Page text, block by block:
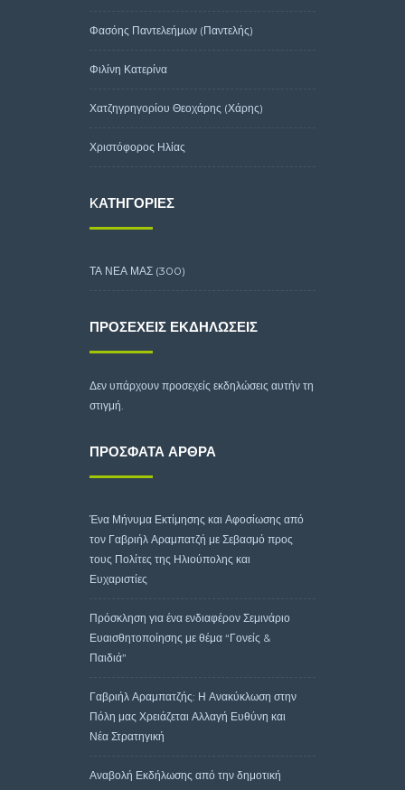
Φασόης Παντελεήμων (Παντελής)
Φιλίνη Κατερίνα
Χατζηγρηγορίου Θεοχάρης (Χάρης)
Χριστόφορος Ηλίας
KΑΤΗΓΟΡΊΕΣ
ΤΑ ΝΕΑ ΜΑΣ (300)
ΠΡΟΣΕΧΕΊΣ ΕΚΔΗΛΏΣΕΙΣ
Δεν υπάρχουν προσεχείς εκδηλώσεις αυτήν τη
στιγμή.
ΠΡΌΣΦΑΤΑ ΆΡΘΡΑ
Ένα Μήνυμα Εκτίμησης και Αφοσίωσης από
τον Γαβριήλ Αραμπατζή με Σεβασμό προς
τους Πολίτες της Ηλιούπολης και
Ευχαριστίες
Πρόσκληση για ένα ενδιαφέρον Σεμινάριο
Ευαισθητοποίησης με θέμα “Γονείς &
Παιδιά”
Γαβριήλ Αραμπατζής: Η Ανακύκλωση στην
Πόλη μας Χρειάζεται Αλλαγή Ευθύνη και
Νέα Στρατηγική
Αναβολή Εκδήλωσης από την δημοτική